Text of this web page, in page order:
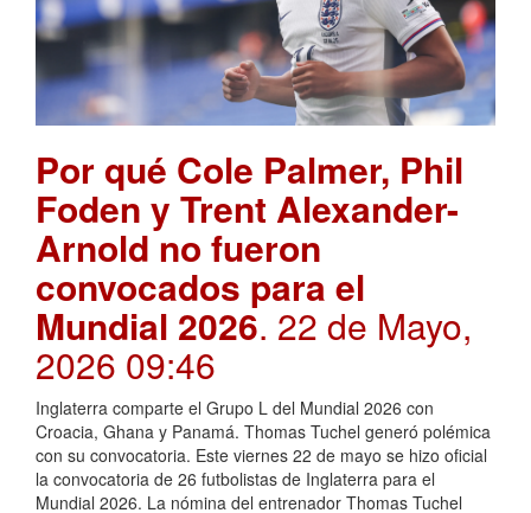
Por qué Cole Palmer, Phil
Foden y Trent Alexander-
Arnold no fueron
convocados para el
Mundial 2026. 22 de Mayo,
2026 09:46
Inglaterra comparte el Grupo L del Mundial 2026 con
Croacia, Ghana y Panamá. Thomas Tuchel generó polémica
con su convocatoria. Este viernes 22 de mayo se hizo oficial
la convocatoria de 26 futbolistas de Inglaterra para el
Mundial 2026. La nómina del entrenador Thomas Tuchel